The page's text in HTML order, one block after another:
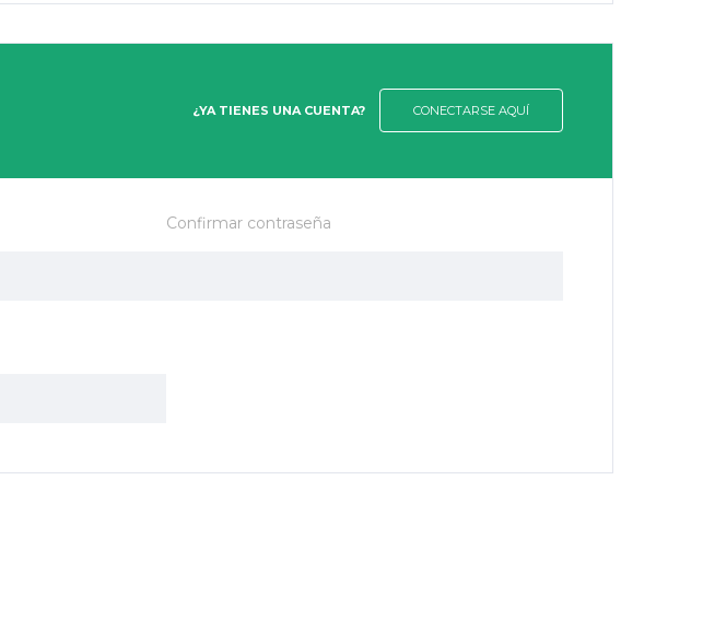
¿YA TIENES UNA CUENTA? CONECTARSE AQUÍ
Confirmar contraseña